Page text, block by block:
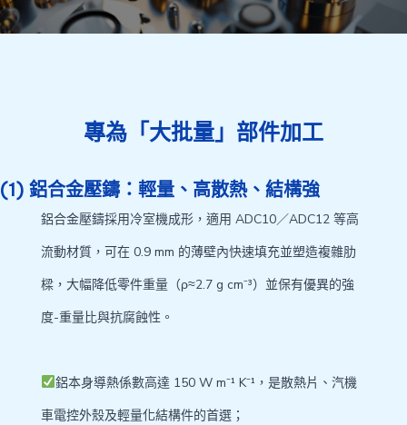
專為「大批量」部件加工
(1) 鋁合金壓鑄：輕量、高散熱、結構強
鋁合金壓鑄採用冷室機成形，適用 ADC10／ADC12 等高
流動材質，可在 0.9 mm 的薄壁內快速填充並塑造複雜肋
樑，大幅降低零件重量（ρ≈2.7 g cm⁻³）並保有優異的強
度-重量比與抗腐蝕性。
鋁本身導熱係數高達 150 W m⁻¹ K⁻¹，是散熱片、汽機
車電控外殼及輕量化結構件的首選；